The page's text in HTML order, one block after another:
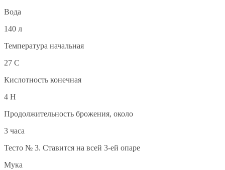
Вода
140 л
Температура начальная
27 С
Кислотность конечная
4 Н
Продолжительность брожения, около
3 часа
Тесто № 3. Ставится на всей 3-ей опаре
Мука